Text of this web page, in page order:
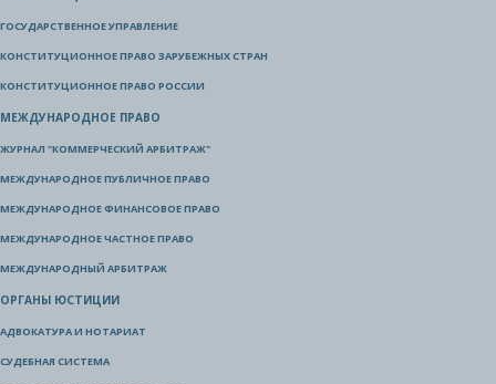
ГОСУДАРСТВЕННОЕ УПРАВЛЕНИЕ
КОНСТИТУЦИОННОЕ ПРАВО ЗАРУБЕЖНЫХ СТРАН
КОНСТИТУЦИОННОЕ ПРАВО РОССИИ
МЕЖДУНАРОДНОЕ ПРАВО
ЖУРНАЛ "КОММЕРЧЕСКИЙ АРБИТРАЖ"
МЕЖДУНАРОДНОЕ ПУБЛИЧНОЕ ПРАВО
МЕЖДУНАРОДНОЕ ФИНАНСОВОЕ ПРАВО
МЕЖДУНАРОДНОЕ ЧАСТНОЕ ПРАВО
МЕЖДУНАРОДНЫЙ АРБИТРАЖ
ОРГАНЫ ЮСТИЦИИ
АДВОКАТУРА И НОТАРИАТ
СУДЕБНАЯ СИСТЕМА